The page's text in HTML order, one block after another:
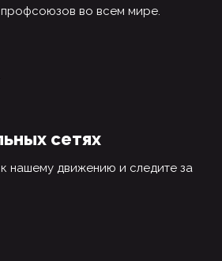
во всем мире.
сетях
нашему движению и следите за